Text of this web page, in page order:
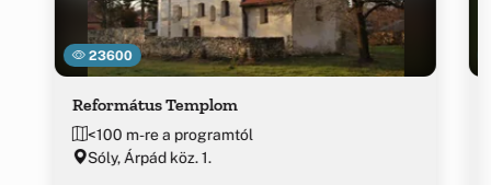
23600
Református Templom
<100 m-re a programtól
Sóly, Árpád köz. 1.